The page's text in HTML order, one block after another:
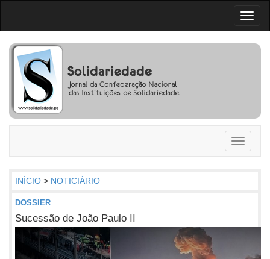
Toggle
INÍCIO > NOTICIÁRIO
DOSSIER
Sucessão de João Paulo II